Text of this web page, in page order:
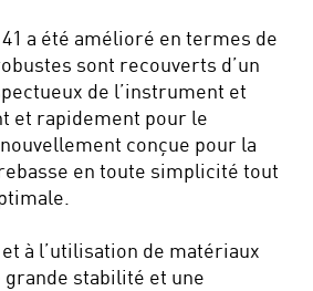
a été amélioré en termes de
sont recouverts d’un
de l’instrument et
et rapidement pour le
conçue pour la
en toute simplicité tout
à l’utilisation de matériaux
stabilité et une